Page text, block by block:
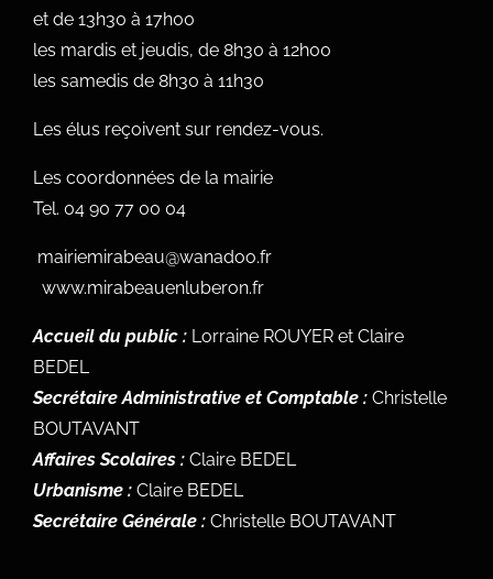
et de 13h30 à 17h00
les mardis et jeudis, de 8h30 à 12h00
les samedis de 8h30 à 11h30
Les élus reçoivent sur rendez-vous.
Les coordonnées de la mairie
Tel. 04 90 77 00 04
mairiemirabeau@wanadoo.fr
www.mirabeauenluberon.fr
Accueil du public : Lorraine ROUYER et Claire
BEDEL
Secrétaire Administrative et Comptable : Christelle
BOUTAVANT
Affaires Scolaires : Claire BEDEL
Urbanisme : Claire BEDEL
Secrétaire Générale : Christelle BOUTAVANT